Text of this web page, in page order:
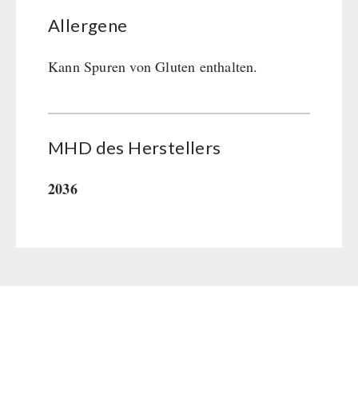
Allergene
Kann Spuren von Gluten enthalten.
MHD des Her­stel­lers
2036